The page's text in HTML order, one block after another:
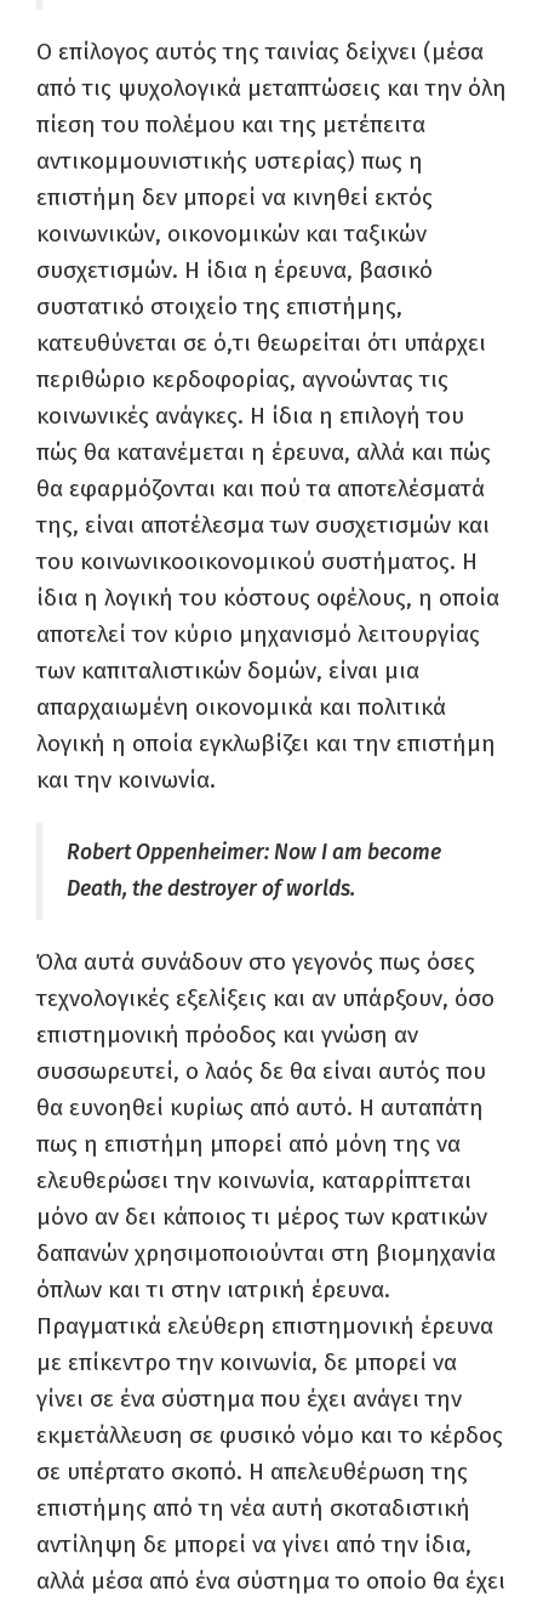
Ο επίλογος αυτός της ταινίας δείχνει (μέσα
από τις ψυχολογικά μεταπτώσεις και την όλη
πίεση του πολέμου και της μετέπειτα
αντικομμουνιστικής υστερίας) πως η
επιστήμη δεν μπορεί να κινηθεί εκτός
κοινωνικών, οικονομικών και ταξικών
συσχετισμών. Η ίδια η έρευνα, βασικό
συστατικό στοιχείο της επιστήμης,
κατευθύνεται σε ό,τι θεωρείται ότι υπάρχει
περιθώριο κερδοφορίας, αγνοώντας τις
κοινωνικές ανάγκες. Η ίδια η επιλογή του
πώς θα κατανέμεται η έρευνα, αλλά και πώς
θα εφαρμόζονται και πού τα αποτελέσματά
της, είναι αποτέλεσμα των συσχετισμών και
του κοινωνικοοικονομικού συστήματος. Η
ίδια η λογική του κόστους οφέλους, η οποία
αποτελεί τον κύριο μηχανισμό λειτουργίας
των καπιταλιστικών δομών, είναι μια
απαρχαιωμένη οικονομικά και πολιτικά
λογική η οποία εγκλωβίζει και την επιστήμη
και την κοινωνία.
Robert Oppenheimer: Now I am become
Death, the destroyer of worlds.
Όλα αυτά συνάδουν στο γεγονός πως όσες
τεχνολογικές εξελίξεις και αν υπάρξουν, όσο
επιστημονική πρόοδος και γνώση αν
συσσωρευτεί, ο λαός δε θα είναι αυτός που
θα ευνοηθεί κυρίως από αυτό. Η αυταπάτη
πως η επιστήμη μπορεί από μόνη της να
ελευθερώσει την κοινωνία, καταρρίπτεται
μόνο αν δει κάποιος τι μέρος των κρατικών
δαπανών χρησιμοποιούνται στη βιομηχανία
όπλων και τι στην ιατρική έρευνα.
Πραγματικά ελεύθερη επιστημονική έρευνα
με επίκεντρο την κοινωνία, δε μπορεί να
γίνει σε ένα σύστημα που έχει ανάγει την
εκμετάλλευση σε φυσικό νόμο και το κέρδος
σε υπέρτατο σκοπό. Η απελευθέρωση της
επιστήμης από τη νέα αυτή σκοταδιστική
αντίληψη δε μπορεί να γίνει από την ίδια,
αλλά μέσα από ένα σύστημα το οποίο θα έχει